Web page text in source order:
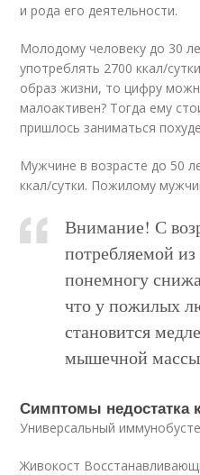
и рода его деятельности.
Молодому человеку до 30
употреблять 2700 ккал/
образ жизни, то цифру
малоактивен? Тогда ему
пришлось заниматься
Мужчине в возрасте до 50
ккал/сутки. Пожилому
Внимание! С
потребляемой
понемногу
что у пожилых
становится
мышечной
Симптомы недостатка
Универсальный
Живокост